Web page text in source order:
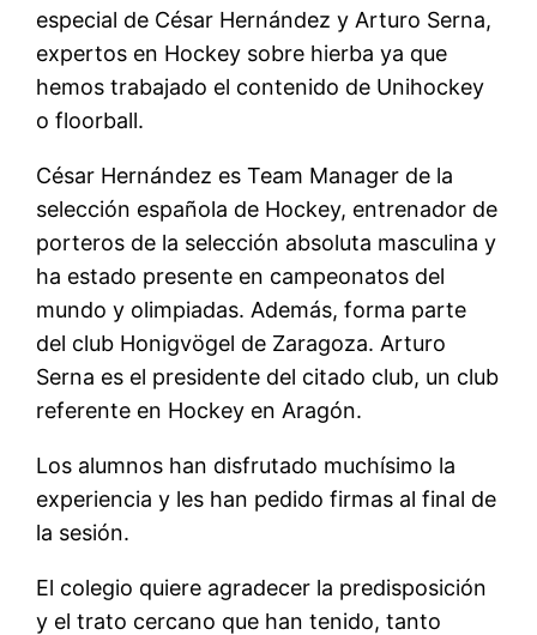
especial de César Hernández y Arturo Serna,
expertos en Hockey sobre hierba ya que
hemos trabajado el contenido de Unihockey
o floorball.
César Hernández es Team Manager de la
selección española de Hockey, entrenador de
porteros de la selección absoluta masculina y
ha estado presente en campeonatos del
mundo y olimpiadas. Además, forma parte
del club Honigvögel de Zaragoza. Arturo
Serna es el presidente del citado club, un club
referente en Hockey en Aragón.
Los alumnos han disfrutado muchísimo la
experiencia y les han pedido firmas al final de
la sesión.
El colegio quiere agradecer la predisposición
y el trato cercano que han tenido, tanto